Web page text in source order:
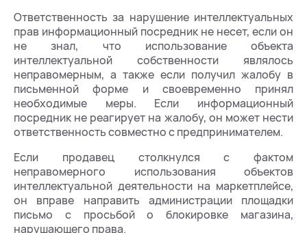
Ответственность за нарушение интеллектуальных
прав информационный посредник не несет, если он
не знал, что использование объекта
интеллектуальной собственности являлось
неправомерным, а также если получил жалобу в
письменной форме и своевременно принял
необходимые меры. Если информационный
посредник не реагирует на жалобу, он может нести
ответственность совместно с предпринимателем.
Если продавец столкнулся с фактом
неправомерного использования объектов
интеллектуальной деятельности на маркетплейсе,
он вправе направить администрации площадки
письмо с просьбой о блокировке магазина,
нарушающего права.